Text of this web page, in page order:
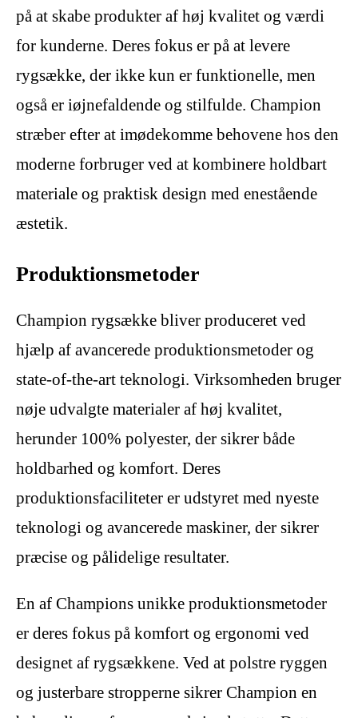
på at skabe produkter af høj kvalitet og værdi
for kunderne. Deres fokus er på at levere
rygsække, der ikke kun er funktionelle, men
også er iøjnefaldende og stilfulde. Champion
stræber efter at imødekomme behovene hos den
moderne forbruger ved at kombinere holdbart
materiale og praktisk design med enestående
æstetik.
Produktionsmetoder
Champion rygsække bliver produceret ved
hjælp af avancerede produktionsmetoder og
state-of-the-art teknologi. Virksomheden bruger
nøje udvalgte materialer af høj kvalitet,
herunder 100% polyester, der sikrer både
holdbarhed og komfort. Deres
produktionsfaciliteter er udstyret med nyeste
teknologi og avancerede maskiner, der sikrer
præcise og pålidelige resultater.
En af Champions unikke produktionsmetoder
er deres fokus på komfort og ergonomi ved
designet af rygsækkene. Ved at polstre ryggen
og justerbare stropperne sikrer Champion en